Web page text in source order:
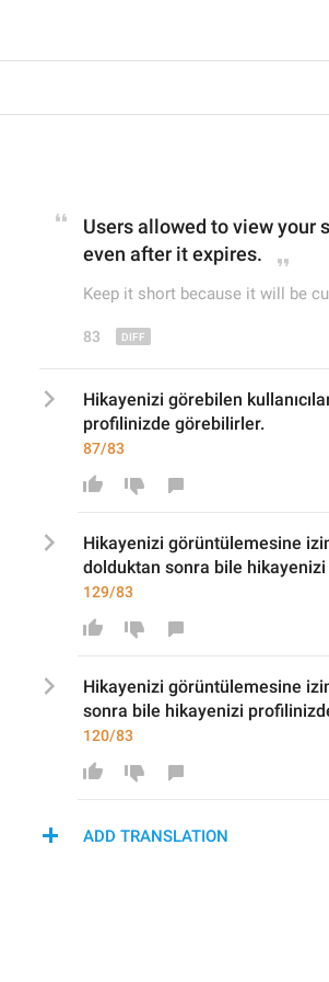
Users allowed to view your
even after it expires.
Keep it short because it will be
83
Hikayenizi görebilen
profilinizde görebilirler.
87/83
Hikayenizi görüntülemesine
dolduktan sonra bile
129/83
Hikayenizi görüntülemesine
sonra bile hikayenizi
120/83
ADD TRANSLATION